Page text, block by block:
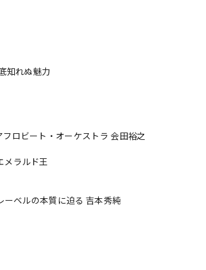
知れぬ魅力
ロビート・オーケストラ 会田裕之
メラルド王
ベルの本質に迫る 吉本秀純